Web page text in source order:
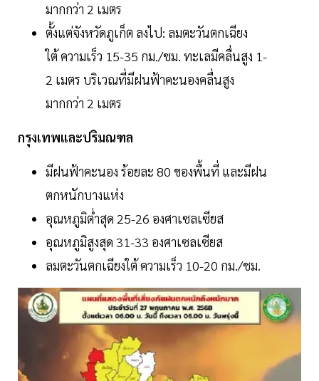
มากกว่า 2 เมตร
ตั้งแต่จังหวัดภูเก็ต ลงไป: ลมตะวันตกเฉียง
ใต้ ความเร็ว 15-35 กม./ชม. ทะเลมีคลื่นสูง 1-
2 เมตร บริเวณที่มีฝนฟ้าคะนองคลื่นสูง
มากกว่า 2 เมตร
กรุงเทพและปริมณฑล
มีฝนฟ้าคะนอง ร้อยละ 80 ของพื้นที่ และมีฝน
ตกหนักบางแห่ง
อุณหภูมิต่ำสุด 25-26 องศาเซลเซียส
อุณหภูมิสูงสุด 31-33 องศาเซลเซียส
ลมตะวันตกเฉียงใต้ ความเร็ว 10-20 กม./ชม.